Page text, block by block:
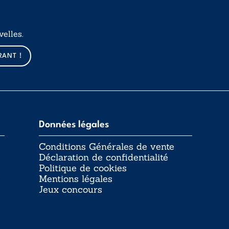
!
Données légales
Conditions Générales de vente
Déclaration de confidentialité
Politique de cookies
Mentions légales
Jeux concours